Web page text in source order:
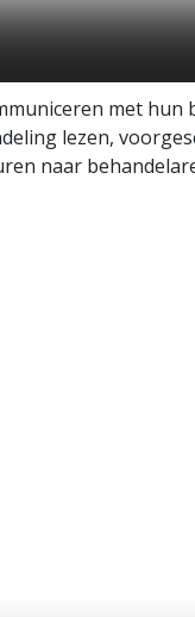
met hun
lezen,
naar